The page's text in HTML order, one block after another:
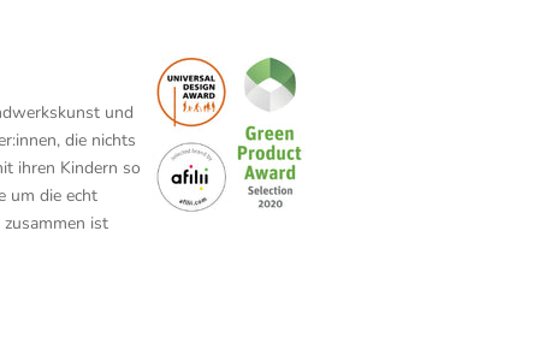
und
die nichts
ihren Kindern so
um die echt
ist